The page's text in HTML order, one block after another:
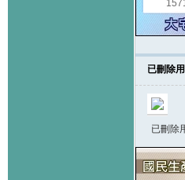
已刪除
已刪除